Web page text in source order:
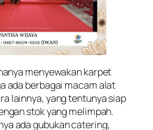
menyewakan karpet
ada berbagai macam alat
lainnya, yang tentunya siap
stok yang melimpah.
ada gubukan catering,